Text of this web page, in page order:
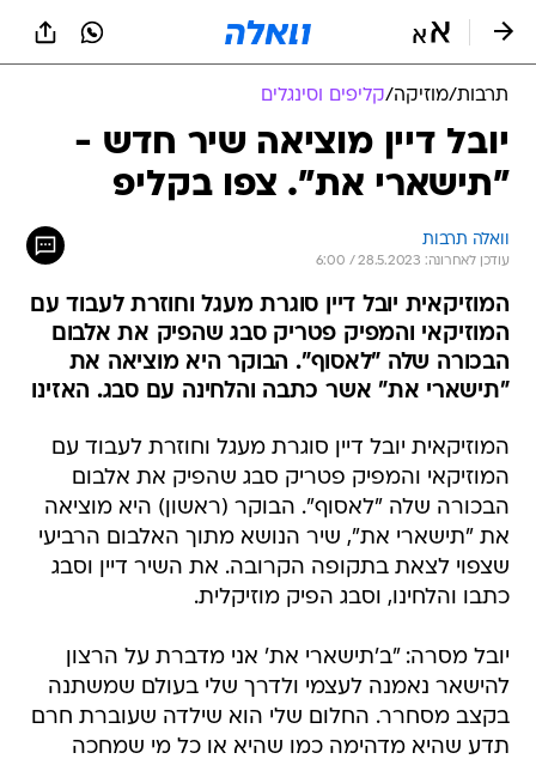
תרבות/מוזיקה/קליפים וסינגלים
יובל דיין מוציאה שיר חדש -
"תישארי את". צפו בקליפ
וואלה תרבות
עודכן לאחרונה: 28.5.2023 / 6:00
המוזיקאית יובל דיין סוגרת מעגל וחוזרת לעבוד עם
המוזיקאי והמפיק פטריק סבג שהפיק את אלבום
הבכורה שלה "לאסוף". הבוקר היא מוציאה את
"תישארי את" אשר כתבה והלחינה עם סבג. האזינו
המוזיקאית יובל דיין סוגרת מעגל וחוזרת לעבוד עם
המוזיקאי והמפיק פטריק סבג שהפיק את אלבום
הבכורה שלה "לאסוף". הבוקר (ראשון) היא מוציאה
את "תישארי את", שיר הנושא מתוך האלבום הרביעי
שצפוי לצאת בתקופה הקרובה. את השיר דיין וסבג
כתבו והלחינו, וסבג הפיק מוזיקלית.
יובל מסרה: "ב'תישארי את' אני מדברת על הרצון
להישאר נאמנה לעצמי ולדרך שלי בעולם שמשתנה
בקצב מסחרר. החלום שלי הוא שילדה שעוברת חרם
תדע שהיא מדהימה כמו שהיא או כל מי שמחכה